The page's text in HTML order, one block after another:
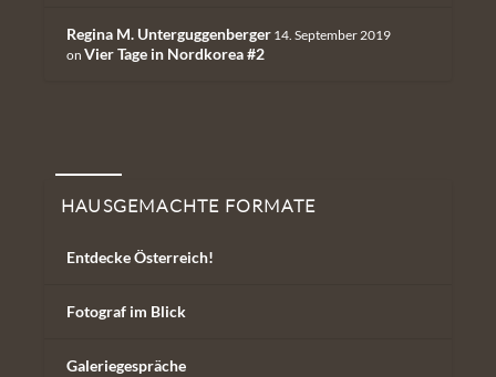
Regina M. Unterguggenberger 14. September 2019
on Vier Tage in Nordkorea #2
Hausgemachte Formate
HAUSGEMACHTE FORMATE
Entdecke Österreich!
Fotograf im Blick
Galeriegespräche